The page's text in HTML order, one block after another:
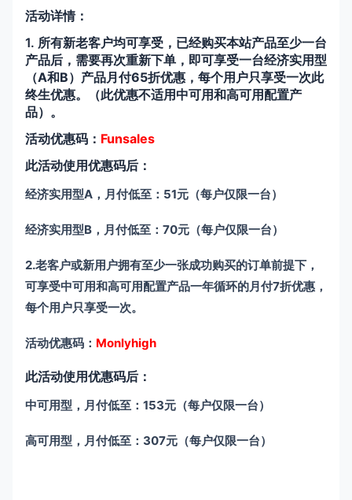
活动详情：
1. 所有新老客户均可享受，已经购买本站产品至少一台
产品后，需要再次重新下单，即可享受一台经济实用型
（A和B）产品月付65折优惠，每个用户只享受一次此
终生优惠。（此优惠不适用中可用和高可用配置产
品）。
活动优惠码： Funsales
此活动使用优惠码后：
经济实用型A，月付低至：51元（每户仅限一台）
经济实用型B，月付低至：70元（每户仅限一台）
2.老客户或新用户拥有至少一张成功购买的订单前提下，
可享受中可用和高可用配置产品一年循环的月付7折优惠，
每个用户只享受一次。
活动优惠码： Monlyhigh
此活动使用优惠码后：
中可用型，月付低至：153元（每户仅限一台）
高可用型，月付低至：307元（每户仅限一台）